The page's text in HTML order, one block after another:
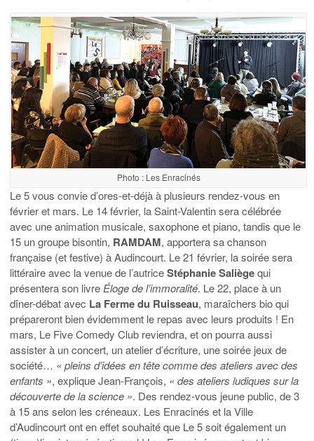
Photo : Les Enracinés
Le 5 vous convie d’ores-et-déjà à plusieurs rendez-vous en
février et mars. Le 14 février, la Saint-Valentin sera célébrée
avec une animation musicale, saxophone et piano, tandis que le
15 un groupe bisontin, RAMDAM, apportera sa chanson
française (et festive) à Audincourt. Le 21 février, la soirée sera
littéraire avec la venue de l’autriceStéphanie Saliègequi
présentera son livre Éloge de l’immoralité. Le 22, place à un
dîner-débat avec La Ferme du Ruisseau, maraîchers bio qui
prépareront bien évidemment le repas avec leurs produits ! En
mars, Le Five Comedy Club reviendra, et on pourra aussi
assister à un concert, un atelier d’écriture, une soirée jeux de
société… « pleins d’idées en tête comme des ateliers avec des
enfants », explique Jean-François, « des ateliers ludiques sur la
découverte de la science ». Des rendez-vous jeune public, de 3
à 15 ans selon les créneaux. Les Enracinés et la Ville
d’Audincourt ont en effet souhaité que Le 5 soit également un